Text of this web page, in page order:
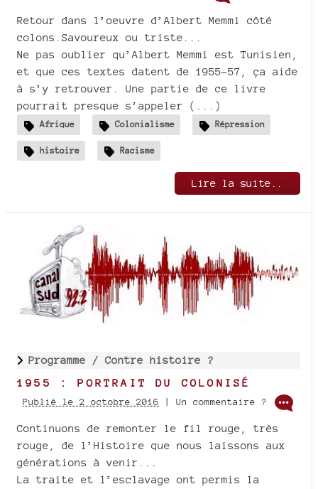
Retour dans l’oeuvre d’Albert Memmi côté
colons.Savoureux ou triste...
Ne pas oublier qu’Albert Memmi est Tunisien,
et que ces textes datent de 1955-57, ça aide
à s’y retrouver. Une partie de ce livre
pourrait presque s’appeler (...)
Afrique Colonialisme Répression
histoire Racisme
Lire la suite..
Programme / Contre histoire ?
1955 : PORTRAIT DU COLONISÉ
Publié le 2 octobre 2016 | Un commentaire ?
Continuons de remonter le fil rouge, très
rouge, de l’Histoire que nous laissons aux
générations à venir...
La traite et l’esclavage ont permis la